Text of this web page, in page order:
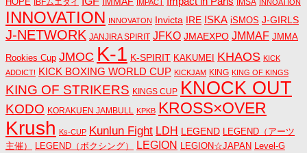
IMPACT INNOATION
INNOVATION INNOVATON Invicta IRE ISKA iSMOS J-GIRLS
J-NETWORK JANJIRA SPIRIT JFKO JMAEXPO JMMAF JMMA
Rookies Cup JMOC K-1 K-SPIRIT KAKUMEI KHAOS KICK
ADDICT! KICK BOXING WORLD CUP KICKJAM KING KING OF KINGS
KING OF STRIKERS KINGS CUP KNOCK OUT
KODO KORAKUEN JAMBULL KPKB KROSS×OVER
Krush Ks-CUP Kunlun Fight LDH LEGEND LEGEND（アーツ
主催）
LEGEND（ボクシング） LEGION LEGION☆JAPAN Level-G